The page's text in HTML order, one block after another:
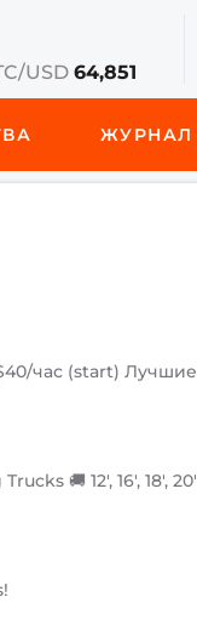
USD 64,851
ЖУРНАЛ
час (start) Лучшие
🚚 12', 16', 18', 20'